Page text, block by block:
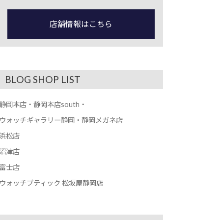
店舗情報はこちら
BLOG SHOP LIST
岡本店・静岡本店south・
ォッチギャラリー静岡・静岡メガネ店
松店
津店
士店
ォッチブティック 松坂屋静岡店